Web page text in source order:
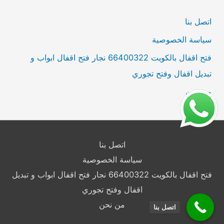
:اتصل بنا
سياسة الخصوصية
فتح اقفال بالكويت 66400322 نجار فتح اقفال ابواب و
تبديل اقفال وفتح تجوري
من نحن
اتصل بنا
سياسة الخصوصية
فتح اقفال بالكويت 66400322 نجار فتح اقفال ابواب و تبديل
اقفال وفتح تجوري
من نحن
اتصل بنا